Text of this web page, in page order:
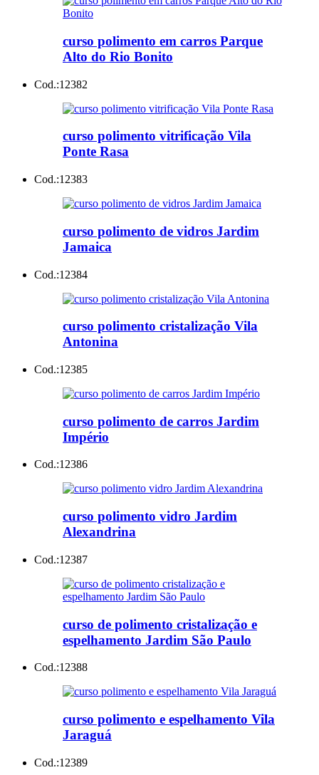
curso polimento em carros Parque
Alto do Rio Bonito
Cod.:12382
curso polimento vitrificação Vila
Ponte Rasa
Cod.:12383
curso polimento de vidros Jardim
Jamaica
Cod.:12384
curso polimento cristalização Vila
Antonina
Cod.:12385
curso polimento de carros Jardim
Império
Cod.:12386
curso polimento vidro Jardim
Alexandrina
Cod.:12387
curso de polimento cristalização e
espelhamento Jardim São Paulo
Cod.:12388
curso polimento e espelhamento Vila
Jaraguá
Cod.:12389